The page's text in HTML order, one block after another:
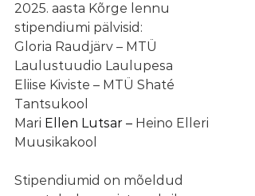
2025. aasta Kõrge lennu
stipendiumi pälvisid:
Gloria Raudjärv – MTÜ
Laulustuudio Laulupesa
Eliise Kiviste – MTÜ Shaté
Tantsukool
Mari Ellen Lutsar – Heino Elleri
Muusikakool
Stipendiumid on mõeldud